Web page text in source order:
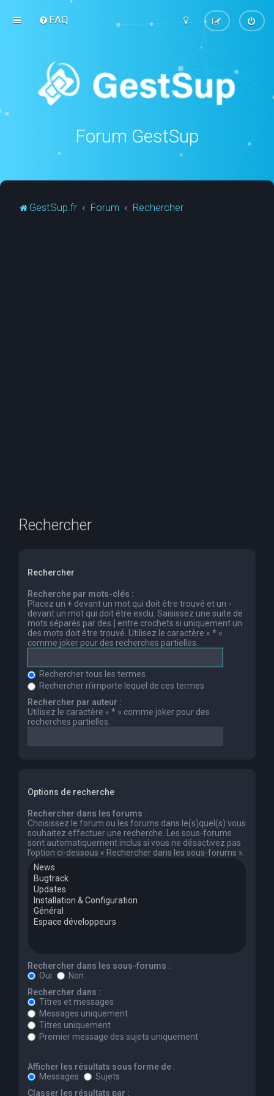
FAQ
Forum GestSup
GestSup.fr Forum Rechercher
Rechercher
Rechercher
Recherche par mots-clés :
Placez un + devant un mot qui doit être trouvé et un -
devant un mot qui doit être exclu. Saisissez une suite de
mots séparés par des
entre crochets si uniquement un
des mots doit être trouvé. Utilisez le caractère « * »
comme joker pour des recherches partielles.
Rechercher tous les termes
Rechercher n’importe lequel de ces termes
Rechercher par auteur :
Utilisez le caractère « * » comme joker pour des
recherches partielles.
Options de recherche
Rechercher dans les forums :
Choisissez le forum ou les forums dans le(s)quel(s) vous
souhaitez effectuer une recherche. Les sous-forums
sont automatiquement inclus si vous ne désactivez pas
l’option ci-dessous « Rechercher dans les sous-forums ».
Rechercher dans les sous-forums :
Oui
Non
Rechercher dans :
Titres et messages
Messages uniquement
Titres uniquement
Premier message des sujets uniquement
Afficher les résultats sous forme de :
Messages
Sujets
Classer les résultats par :